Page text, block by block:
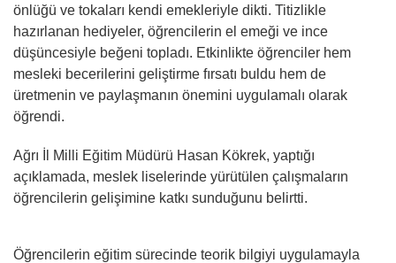
önlüğü ve tokaları kendi emekleriyle dikti. Titizlikle
hazırlanan hediyeler, öğrencilerin el emeği ve ince
düşüncesiyle beğeni topladı. Etkinlikte öğrenciler hem
mesleki becerilerini geliştirme fırsatı buldu hem de
üretmenin ve paylaşmanın önemini uygulamalı olarak
öğrendi.
Ağrı İl Milli Eğitim Müdürü Hasan Kökrek, yaptığı
açıklamada, meslek liselerinde yürütülen çalışmaların
öğrencilerin gelişimine katkı sunduğunu belirtti.
Öğrencilerin eğitim sürecinde teorik bilgiyi uygulamayla